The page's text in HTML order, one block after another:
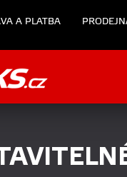
A PLATBA